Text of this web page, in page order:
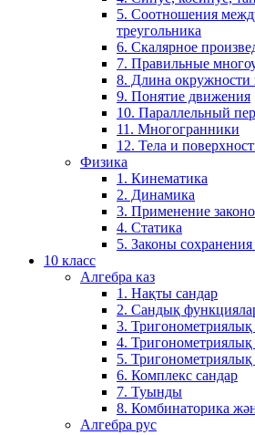
5. Соотношения
треугольника
6. Скалярное
7. Правильные
8. Длина окружности
9. Понятие движения
10. Параллельный
11. Многогранники
12. Тела и
Физика
1. Кинематика
2. Динамика
3. Применение
4. Статика
5. Законы
10 класс
Алгебра каз
1. Нақты сандар
2. Сандық
3.
4. Тригонометриялық
5. Тригонометриялық
6. Комплекс сандар
7. Туынды
8. Комбинаторика
Алгебра рус